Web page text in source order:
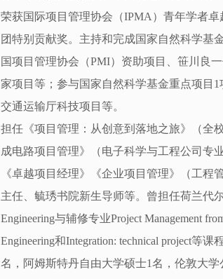
荣获国际项目管理协会（IPMA）青年学者
团特别贡献奖。主持和完成国家自然科学基
国项目管理协会（PMI）资助项目、笹川良
家项目等；参与国家自然科学基金重点项目
交通运输厅科技项目等。
担任《项目管理：从创意到落地之旅》（全
成电路项目管理》（电子科学与工程公司专
《卓越项目经理》《企业项目管理》（工
主任、毓琇书院新生导师等。曾担任荷兰代
Engineering与辅修专业Project Management
Engineering和Integration: technical project等
名，阿姆斯特丹自由大学硕士1名，伦敦大